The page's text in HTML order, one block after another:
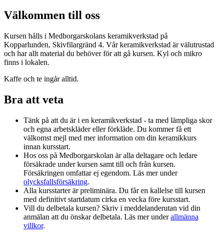
Välkommen till oss
Kursen hålls i Medborgarskolans keramikverkstad på
Kopparlunden, Skivfilargränd 4. Vår keramikverkstad är välutrustad
och har allt material du behöver för att gå kursen. Kyl och mikro
finns i lokalen.
Kaffe och te ingår alltid.
Bra att veta
Tänk på att du är i en keramikverkstad - ta med lämpliga skor
och egna arbetskläder eller förkläde. Du kommer få ett
välkomst mejl med mer information om din keramikkurs
innan kursstart.
Hos oss på Medborgarskolan är alla deltagare och ledare
försäkrade under kursen samt till och från kursen.
Försäkringen omfattar ej egendom. Läs mer under
olycksfallsförsäkring.
Alla kursstarter är preliminära. Du får en kallelse till kursen
med definitivt startdatum cirka en vecka före kursstart.
Vill du delbetala kursen? Skriv i meddelanderutan vid din
anmälan att du önskar delbetala. Läs mer underallmänna
villkor.